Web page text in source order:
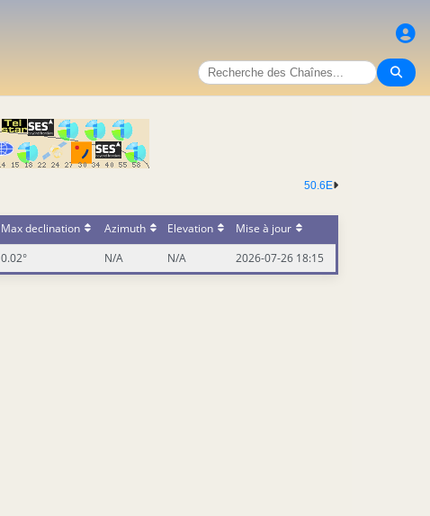
50.6E
Max declination Azimuth Elevation
Mise à jour
0.02° N/A N/A 2026-07-26 18:15